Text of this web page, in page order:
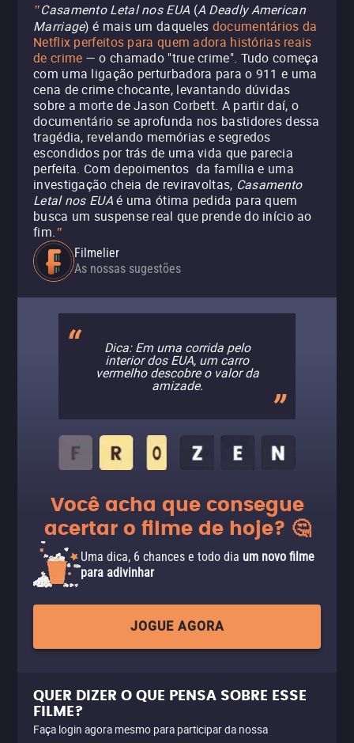
"Casamento Letal nos EUA (A Deadly American
Marriage) é mais um daqueles documentários da
Netflix perfeitos para quem adora histórias reais
de crime — o chamado "true crime". Tudo começa
com uma ligação perturbadora para o 911 e uma
cena de crime chocante, levantando dúvidas
sobre a morte de Jason Corbett. A partir daí, o
documentário se aprofunda nos bastidores dessa
tragédia, revelando memórias e segredos
escondidos por trás de uma vida que parecia
perfeita. Com depoimentos da família e uma
investigação cheia de reviravoltas, Casamento
Letal nos EUAé uma ótima pedida para quem
busca um suspense real que prende do início ao
fim."
Filmelier
As nossas sugestões
Dica: Em uma corrida pelo
interior dos EUA, um carro
vermelho descobre o valor da
amizade.
Você acha que consegue
acertar o filme de hoje? 🤔
Uma dica, 6 chances e todo dia um novo filme
para adivinhar
JOGUE AGORA
QUER DIZER O QUE PENSA SOBRE ESSE
FILME?
Faça login agora mesmo para participar da nossa